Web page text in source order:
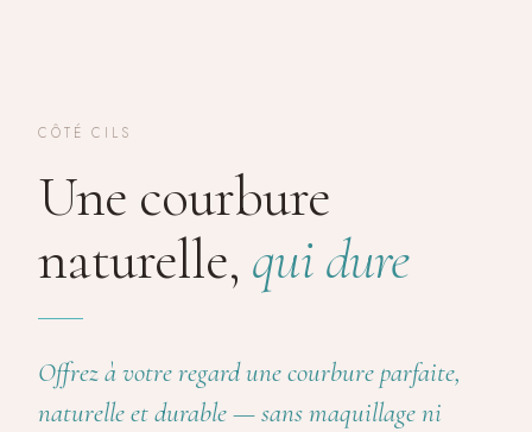
CÔTÉ CILS
Une courbure
naturelle, qui dure
Offrez à votre regard une courbure parfaite,
naturelle et durable — sans maquillage ni